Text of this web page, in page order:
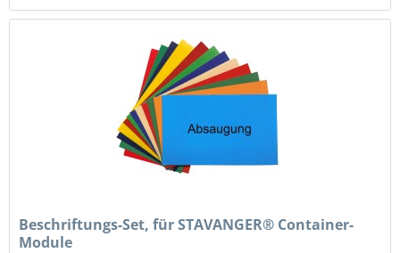
Beschriftungs-Set, für STAVANGER® Container-
Module